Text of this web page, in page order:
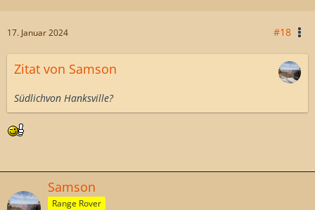
17. Januar 2024 #18
Zitat von Samson
Südlichvon Hanksville?
Samson
Range Rover